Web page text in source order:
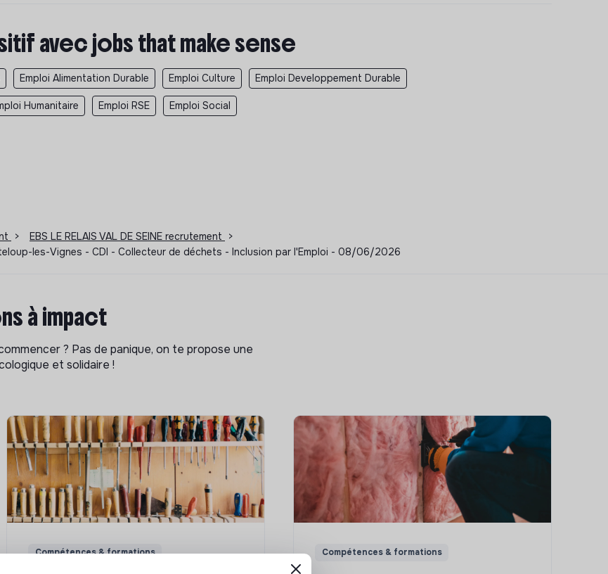
avec jobs that make sense
Emploi Alimentation Durable Emploi Culture Emploi Developpement Durable
Humanitaire Emploi RSE Emploi Social
> EBS LE RELAIS VAL DE SEINE recrutement
>
les-Vignes - CDI - Collecteur de déchets - Inclusion par l'Emploi - 08/06/2026
à impact
? Pas de panique, on te propose une
et solidaire !
Compétences & formations Compétences & formations